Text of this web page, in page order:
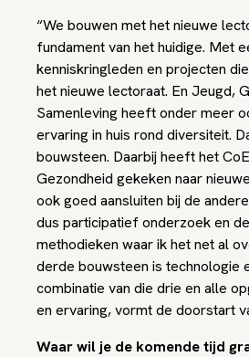
“We bouwen met het nieuwe
fundament van het huidige. Met
kenniskringleden en projecten
het nieuwe lectoraat. En Jeugd,
Samenleving heeft onder meer
ervaring in huis rond diversiteit.
bouwsteen. Daarbij heeft het
Gezondheid gekeken naar
ook goed aansluiten bij de
dus participatief onderzoek en
methodieken waar ik het net al
derde bouwsteen is technologie
combinatie van die drie en alle
en ervaring, vormt de doorstart
Waar wil je de komende tijd